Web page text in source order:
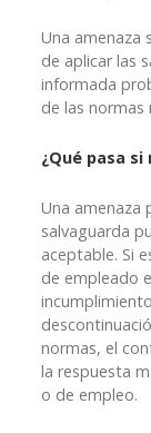
Una amenaza
de aplicar las
informada
de las
¿Qué pasa
Una amenaza
salvaguarda
aceptable. Si
de empleado
normas, el
la respuesta
o de empleo.